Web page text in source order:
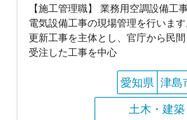
【施工管理職】 業務用空調設備工
電気設備工事の現場管理を行いま
更新工事を主体とし、官庁から民
受注した工事を中心
愛知県 津島
土木・建築